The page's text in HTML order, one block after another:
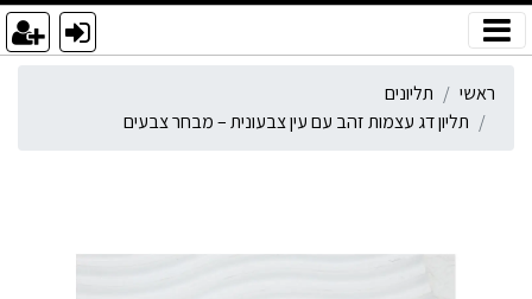
ראשי
תליונים
תליון דג עצמות זהב עם עין צבעונית – מבחר צבעים